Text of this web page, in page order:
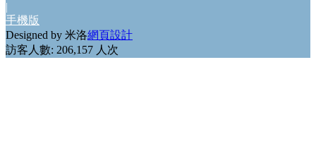
|
手機版
Designed by 米洛網頁設計
訪客人數: 206,157 人次